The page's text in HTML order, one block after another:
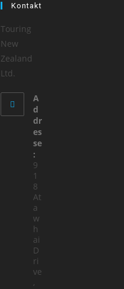
Kontakt
Touring
New
Zealand
Ltd.
A
d
dr
es
se
:
9
1
8
At
a
w
h
ai
D
ri
ve
,